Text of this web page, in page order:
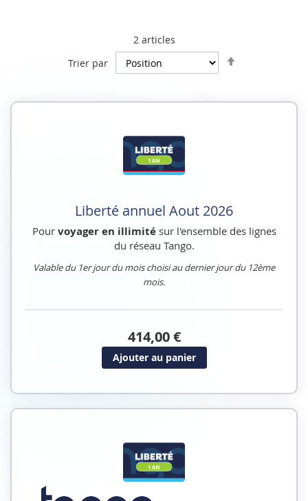
2articles
Trier par
Liberté annuel Aout 2026
Pour voyager en illimité sur l'ensemble des lignes
du réseau Tango.
Valable du 1er jour du mois choisi au dernier jour du 12ème
mois.
414,00 €
Ajouter au panier